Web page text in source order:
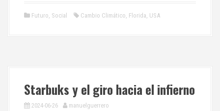
Futuro, Social Cambio Climático, Florida, USA
Starbuks y el giro hacia el infierno
2024-06-26 manuelguerrero